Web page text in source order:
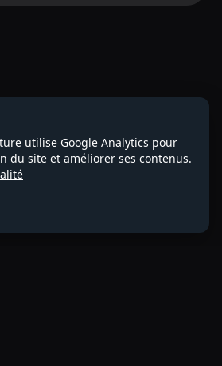
utilise Google Analytics pour
du site et améliorer ses contenus.